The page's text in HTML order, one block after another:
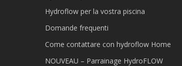
Hydroflow per la vostra piscina
Domande frequenti
Come contattare con hydroflow Home
NOUVEAU – Parrainage HydroFLOW